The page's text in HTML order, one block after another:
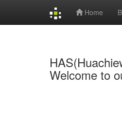
Home
Welcome to